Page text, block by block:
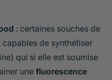
: certaines souches de
capables de synthétiser
qui si elle est soumise
une fluorescence